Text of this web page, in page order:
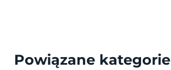
Powiązane kategorie